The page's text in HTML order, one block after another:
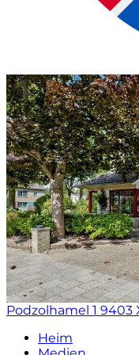
Podzolhamel 1 9403
Heim